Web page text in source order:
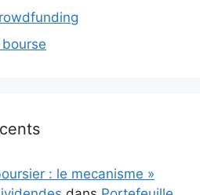
: le mecanisme »